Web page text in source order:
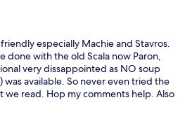
friendly especially Machie and Stavros.
done with the old Scala now Paron,
very dissappointed as NO soup
available. So never even tried the
read. Hop my comments help. Also
out on balcony!